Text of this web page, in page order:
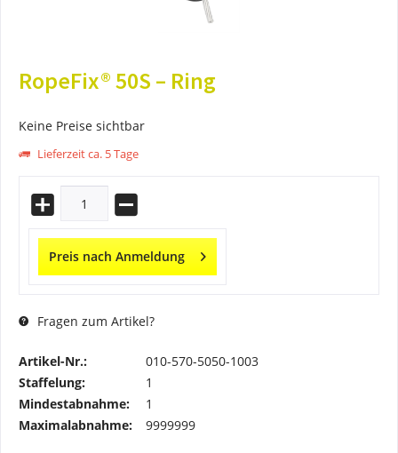
RopeFix® 50S – Ring
Keine Preise sichtbar
Lieferzeit ca. 5 Tage
Preis nach Anmeldung
Fragen zum Artikel?
Artikel-Nr.:
010-570-5050-1003
Staffelung:
1
Mindestabnahme:
1
Maximalabnahme:
9999999